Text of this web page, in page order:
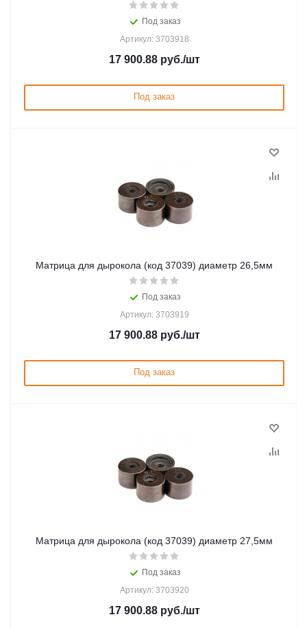
Под заказ
Артикул: 3703918
17 900.88руб./шт
Под заказ
Матрица для дырокола (код 37039) диаметр 26,5мм
Под заказ
Артикул: 3703919
17 900.88руб./шт
Под заказ
Матрица для дырокола (код 37039) диаметр 27,5мм
Под заказ
Артикул: 3703920
17 900.88руб./шт